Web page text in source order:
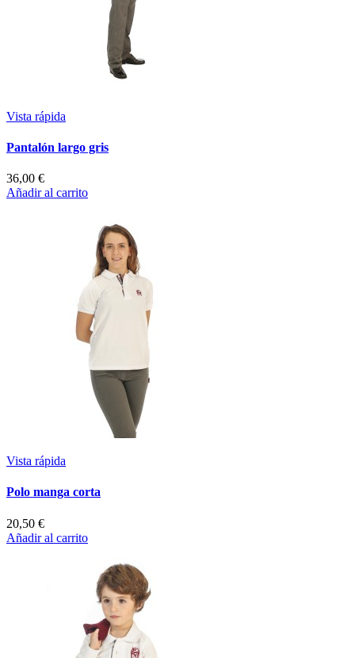
Vista rápida
Pantalón largo gris
36,00 €
Añadir al carrito
Vista rápida
Polo manga corta
20,50 €
Añadir al carrito